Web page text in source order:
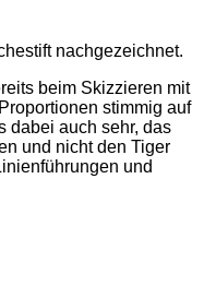
nachgezeichnet.
beim Skizzieren mit
stimmig auf
dabei auch sehr, das
und nicht den Tiger
und